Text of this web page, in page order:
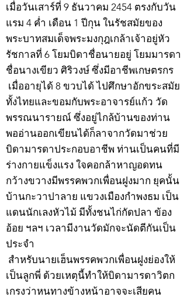
เมื่อวันเสาร์ที่ 9 ธันวาคม 2454 ตรงกับวัน
แรม 4 ค่ำ เดือน 1 ปีกุน ในรัชสมัยของ
พระบาทสมเด็จพระมงกุฎเกล้าเจ้าอยู่หัว
รัชกาลที่ 6 โยมบิดาชื่อนายอยู่ โยมมารดา
ชื่อนางเขียว ศิริวงษ์ ซึ่งมีอาชีพเกษตรกร
เมื่ออายุได้ 8 ขวบได้ ไปศึกษาอักขระสมัย
ทั้งไทยและขอมกับพระอาจารย์แก้ว วัด
พรรณนารายณ์ ซึ่งอยู่ไกล้บ้านของท่าน
พออ่านออกเขียนได้ก็ลาจากวัดมาช่วย
บิดามารดาประกอบอาชีพ ท่านเป็นคนที่มี
ร่างกายแข็งแรง ใจคอกล้าหาญอดทน
กว้างขวางมีพรรคพวกเพื่อนฝูงมาก ยุคนั้น
บ้านกะวาปาลาย แขวงเมืองกำพงธม เป็น
แดนนักเลงหัวไม้ มีทั้งชนไก่กัดปลา ข้อง
อ้อย ฯลฯ เวลามีงานวัดมักจะนัดตีกันเป็น
ประจำ
สำหรับนายเฮ็นพรรคพวกเพื่อนฝูงย่องให้
เป็นลูกพี่ ด้วยเหตุนี้ทำให้บิดามารดาวิตก
เกรงว่าหนทางข้างหน้าอาจจะเสียคน